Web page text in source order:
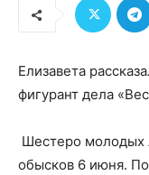
Елизавета
фигурант дела
Шестеро молодых
обысков 6 июня.